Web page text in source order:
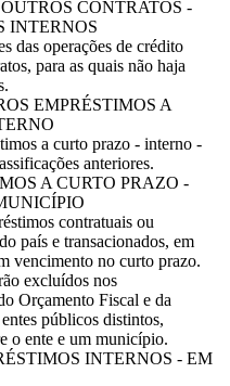
OUTROS CONTRATOS -
INTERNOS
das operações de crédito
para as quais não haja
EMPRÉSTIMOS A
a curto prazo - interno -
anteriores.
A CURTO PRAZO -
contratuais ou
país e transacionados, em
vencimento no curto prazo.
excluídos nos
Orçamento Fiscal e da
públicos distintos,
o ente e um município.
INTERNOS - EM